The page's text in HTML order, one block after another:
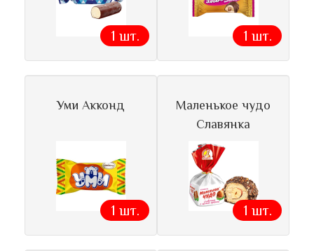
1 шт. 1 шт.
Уми Акконд
1 шт.
Маленькое чудо
Славянка
1 шт.